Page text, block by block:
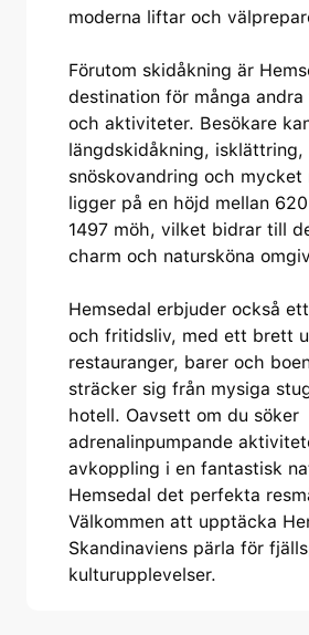
moderna liftar och
Förutom skidåkning är
destination för många
och aktiviteter. Besökare
längdskidåkning, isklättring,
snöskovandring och mycket
ligger på en höjd mellan
1497 möh, vilket bidrar till
charm och natursköna
Hemsedal erbjuder också
och fritidsliv, med ett brett
restauranger, barer och
sträcker sig från mysiga
hotell. Oavsett om du söker
adrenalinpumpande
avkoppling i en fantastisk
Hemsedal det perfekta
Välkommen att upptäcka
Skandinaviens pärla för
kulturupplevelser.